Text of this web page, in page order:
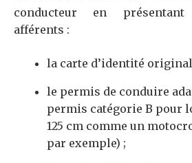
conducteur en
afférents :
la carte d’identité
le permis de conduire
permis catégorie B pour
125 cm comme un
par exemple) ;